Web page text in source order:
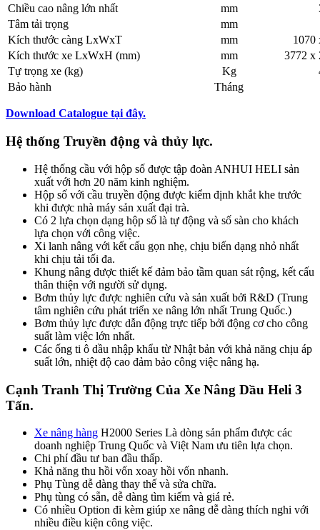
Chiều cao nâng lớn nhất
mm
Tâm tải trọng
mm
Kích thước càng LxWxT
mm
1070
Kích thước xe LxWxH (mm)
mm
3772 x
Tự trọng xe (kg)
Kg
Bảo hành
Tháng
Download Catalogue tại đây.
Hệ thống Truyền động và thủy lực.
Hệ thống cầu với hộp số được tập đoàn ANHUI HELI sản
xuất với hơn 20 năm kinh nghiệm.
Hộp số với cầu truyền động được kiểm định khắt khe trước
khi được nhà máy sản xuất đại trà.
Có 2 lựa chọn dạng hộp số là tự động và số sàn cho khách
lựa chọn với công việc.
Xi lanh nâng với kết cấu gọn nhẹ, chịu biến dạng nhỏ nhất
khi chịu tải tối đa.
Khung nâng được thiết kế đảm bảo tầm quan sát rộng, kết cấu
thân thiện với người sử dụng.
Bơm thủy lực được nghiên cứu và sản xuất bởi R&D (Trung
tâm nghiên cứu phát triển xe nâng lớn nhất Trung Quốc.)
Bơm thủy lực được dẫn động trực tiếp bởi động cơ cho công
suất làm việc lớn nhất.
Các ống ti ô dầu nhập khẩu từ Nhật bản với khả năng chịu áp
suất lớn, nhiệt độ cao đảm bảo công việc nâng hạ.
Cạnh Tranh Thị Trường Của Xe Nâng Dầu Heli 3
Tấn.
Xe nâng hàng H2000 Series Là dòng sản phẩm được các
doanh nghiệp Trung Quốc và Việt Nam ưu tiên lựa chọn.
Chi phí đầu tư ban đầu thấp.
Khả năng thu hồi vốn xoay hồi vốn nhanh.
Phụ Tùng dễ dàng thay thế và sửa chữa.
Phụ tùng có sẵn, dễ dàng tìm kiếm và giá rẻ.
Có nhiều Option đi kèm giúp xe nâng dễ dàng thích nghi với
nhiều điều kiện công việc.